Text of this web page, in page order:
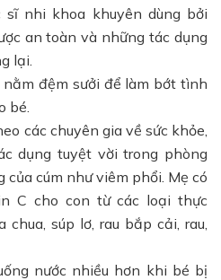
sĩ nhi khoa khuyên dùng bởi
an toàn và những tác dụng
lại.
đệm sưởi để làm bớt tình
bé.
các chuyên gia về sức khỏe,
dụng tuyệt vời trong phòng
của cúm như viêm phổi. Mẹ có
C cho con từ các loại thực
súp lơ, rau bắp cải, rau,
nước nhiều hơn khi bé bị